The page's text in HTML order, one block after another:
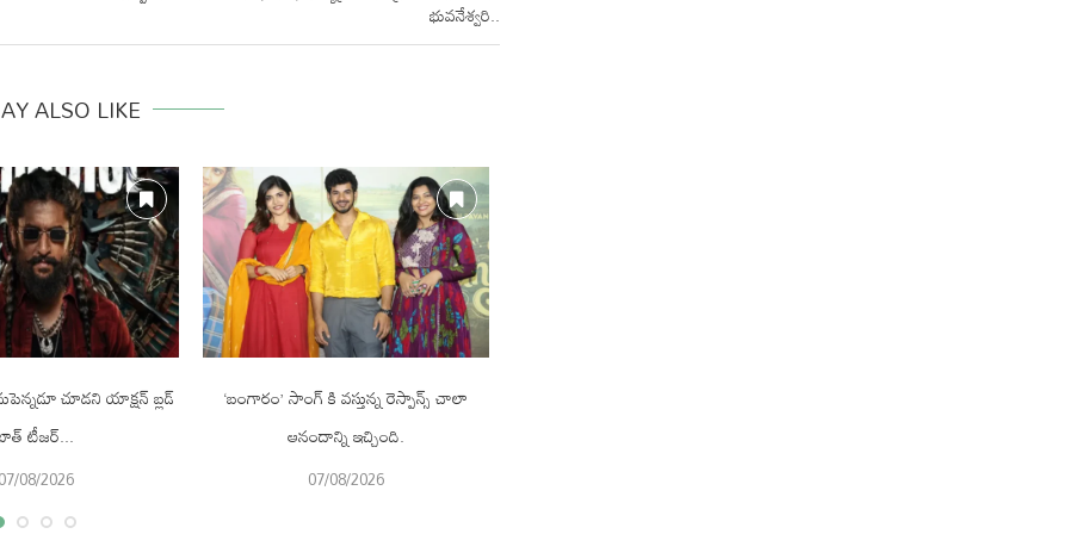
భువనేశ్వరి..
ALSO LIKE
చూడని యాక్షన్ బ్లడ్
టీజర్...
07/08/2026
‘బంగారం’ సాంగ్ కి వస్తున్న రెస్పాన్స్ చాలా
ఆనందాన్ని ఇచ్చింది.
07/08/2026